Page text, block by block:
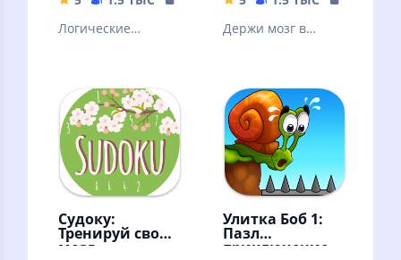
Логические
думает, мысли
радуются !
Держи мозг в
легкие! Судоку -
классический
Судоку:
Тренируй свой
мозг
Улитка Боб 1:
Пазл
приключение